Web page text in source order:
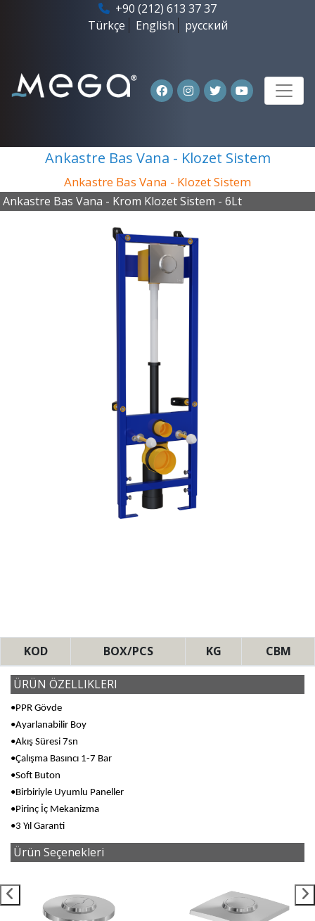
+90 (212) 613 37 37
Türkçe
English русский
Ankastre Bas Vana - Klozet Sistem
Ankastre Bas Vana - Klozet Sistem
Ankastre Bas Vana - Krom Klozet Sistem - 6Lt
KOD BOX/PCS KG CBM
ÜRÜN ÖZELLIKLERI
•PPR Gövde
•Ayarlanabilir Boy
•Akış Süresi 7sn
•Çalışma Basıncı 1-7 Bar
•Soft Buton
•Birbiriyle Uyumlu Paneller
•Pirinç İç Mekanizma
•3 Yıl Garanti
Ürün Seçenekleri